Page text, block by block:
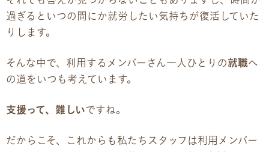
過ぎるといつの間にか就労したい気持ちが復活していた
りします。
そんな中で、利用するメンバーさん一人ひとりの就職へ
の道をいつも考えています。
支援って、難しいですね。
だからこそ、これからも私たちスタッフは利用メンバー